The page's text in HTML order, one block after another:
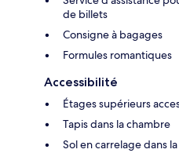
de billets
Consigne à bagages
Formules romantiques
Accessibilité
Étages supérieurs
Tapis dans la chambre
Sol en carrelage dans